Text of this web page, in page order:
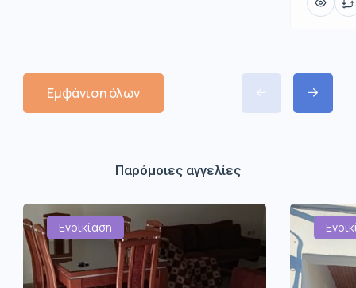
Εμφάνιση όλων
Παρόμοιες αγγελίες
Ενοικίαση